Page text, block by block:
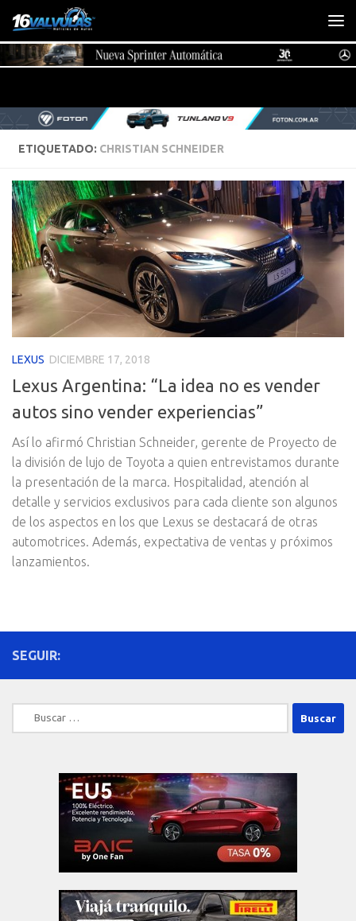
Saltar al contenido
ETIQUETADO: CHRISTIAN SCHNEIDER
LEXUS DICIEMBRE 17, 2018
Lexus Argentina: “La idea no es vender
autos sino vender experiencias”
Así lo afirmó Christian Schneider, gerente de Proyecto de
la división de lujo de Toyota a quien entrevistamos durante
la presentación de la marca. Hospitalidad, atención al
detalle y servicios exclusivos para cada cliente son algunos
de los aspectos en los que Lexus se destacará de otras
automotrices. Además, expectativa de ventas y próximos
lanzamientos.
SEGUIR:
Buscar: